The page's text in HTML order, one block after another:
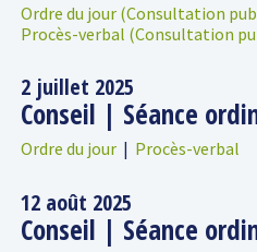
Ordre du jour (Consultation
Procès-verbal (Consultation
2 juillet 2025
Conseil | Séance
Ordre du jour| Procès-verbal
12 août 2025
Conseil | Séance